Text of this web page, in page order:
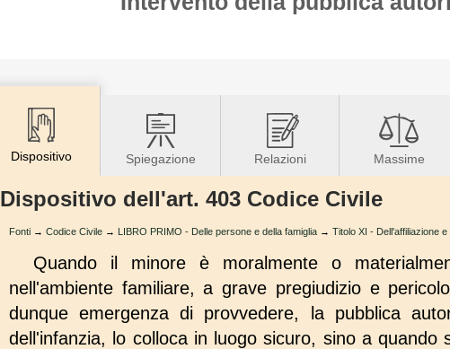
Dispositivo Spiegazione Relazioni Massime
Dispositivo dell'art. 403 Codice Civile
Fonti → Codice Civile → LIBRO PRIMO - Delle persone e della famiglia → Titolo XI - Dell'affiliazione
Quando il minore è moralmente o
nell'ambiente familiare, a grave pregiudizio e
dunque emergenza di provvedere, la pubblica
dell'infanzia, lo colloca in luogo sicuro, sino a